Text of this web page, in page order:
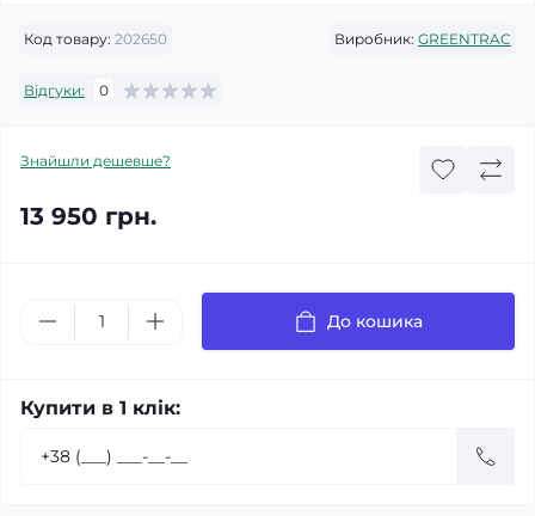
Код товару: 202650 Виробник: GREENTRAC
Відгуки: 0
Знайшли дешевше?
13 950 грн.
До кошика
Купити в 1 клік: